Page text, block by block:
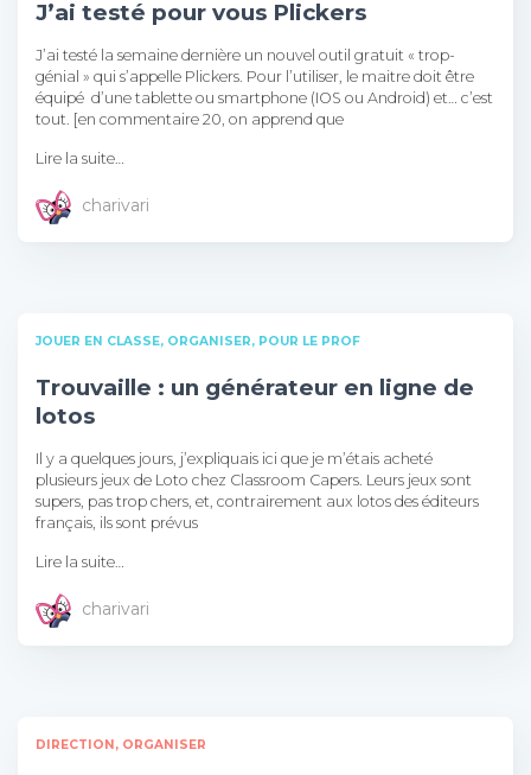
J’ai testé pour vous Plickers
J’ai testé la semaine dernière un nouvel outil gratuit « trop-
génial » qui s’appelle Plickers. Pour l’utiliser, le maitre doit être
équipé d’une tablette ou smartphone (IOS ou Android) et… c’est
tout. [en commentaire 20, on apprend que
Lire la suite…
charivari
JOUER EN CLASSE ORGANISER POUR LE PROF
Trouvaille : un générateur en ligne de
lotos
Il y a quelques jours, j’expliquais ici que je m’étais acheté
plusieurs jeux de Loto chez Classroom Capers. Leurs jeux sont
supers, pas trop chers, et, contrairement aux lotos des éditeurs
français, ils sont prévus
Lire la suite…
charivari
DIRECTION ORGANISER